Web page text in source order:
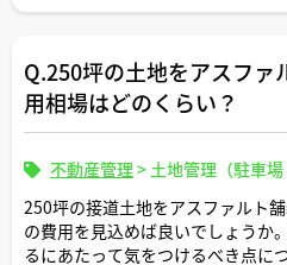
Q.250坪の土地をアスファ
用相場はどのくらい？
不動産管理 > 土地管理（駐車場
250坪の接道土地をアスファルト
の費用を見込めば良いでしょうか
るにあたって気をつけるべき点に